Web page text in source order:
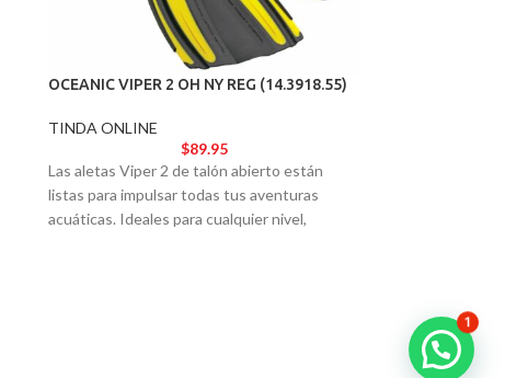
OCEANIC VIPER 2 OH NY REG (14.3918.55)
TINDA ONLINE
$89.95
Las aletas Viper 2 de talón abierto están
listas para impulsar todas tus aventuras
acuáticas. Ideales para cualquier nivel,
1